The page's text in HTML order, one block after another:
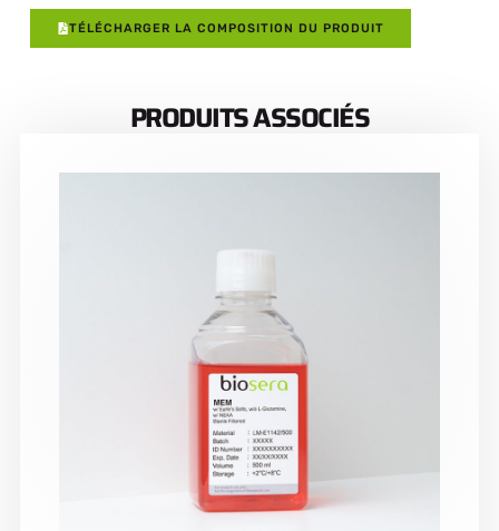
TÉLÉCHARGER LA COMPOSITION DU PRODUIT
PRODUITS ASSOCIÉS